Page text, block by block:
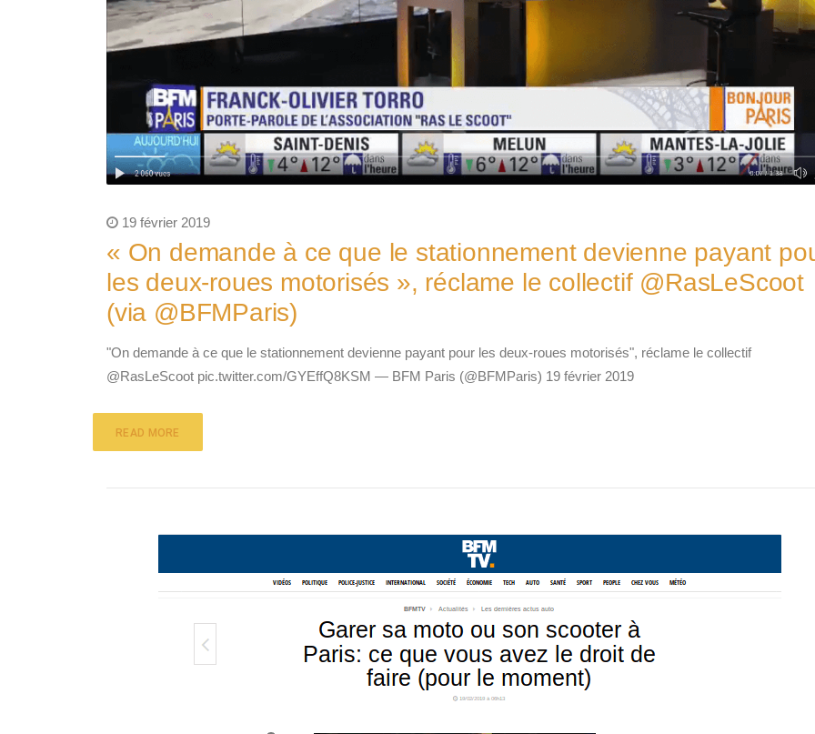
19 février 2019
« On demande à ce que le stationnement devienne payant
les deux-roues motorisés », réclame le collectif @RasLeScoot
(via @BFMParis)
"On demande à ce que le stationnement devienne payant pour les deux-roues motorisés", réclame le collectif
@RasLeScoot pic.twitter.com/GYEffQ8KSM — BFM Paris (@BFMParis) 19 février 2019
READ MORE